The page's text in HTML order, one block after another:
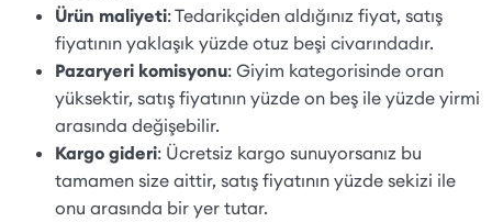
Ürün maliyeti: Tedarikçiden aldığınız fiyat, satış
fiyatının yaklaşık yüzde otuz beşi civarındadır.
Pazaryeri komisyonu: Giyim kategorisinde oran
yüksektir, satış fiyatının yüzde on beş ile yüzde yirmi
arasında değişebilir.
Kargo gideri: Ücretsiz kargo sunuyorsanız bu
tamamen size aittir, satış fiyatının yüzde sekizi ile
onu arasında bir yer tutar.